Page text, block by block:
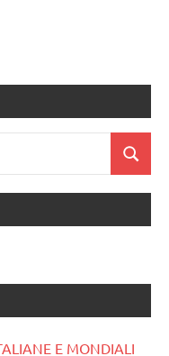
Cerca
E MONDIALI